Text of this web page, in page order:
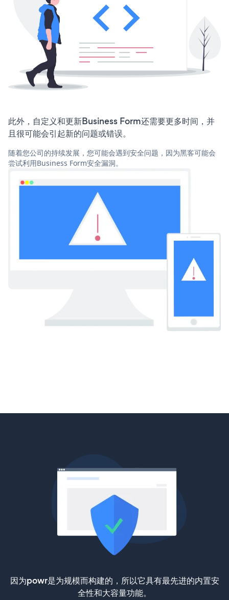
此外，自定义和更新Business Form还需要更多时间，并
且很可能会引起新的问题或错误。
随着您公司的持续发展，您可能会遇到安全问题，因为黑客可能会
尝试利用Business Form安全漏洞。
因为powr是为规模而构建的，所以它具有最先进的内置安
全性和大容量功能。